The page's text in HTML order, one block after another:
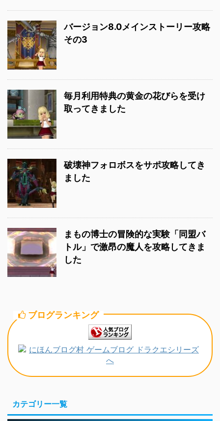
バージョン8.0メインストーリー攻略
その3
毎月利用特典の黄金の花びらを受け
取ってきました
破壊神フォロボスをサポ攻略してき
ました
まもの博士の冒険的な実験「同盟バ
トル」で激昂の魔人を攻略してきま
した
ブログランキング
カテゴリー一覧